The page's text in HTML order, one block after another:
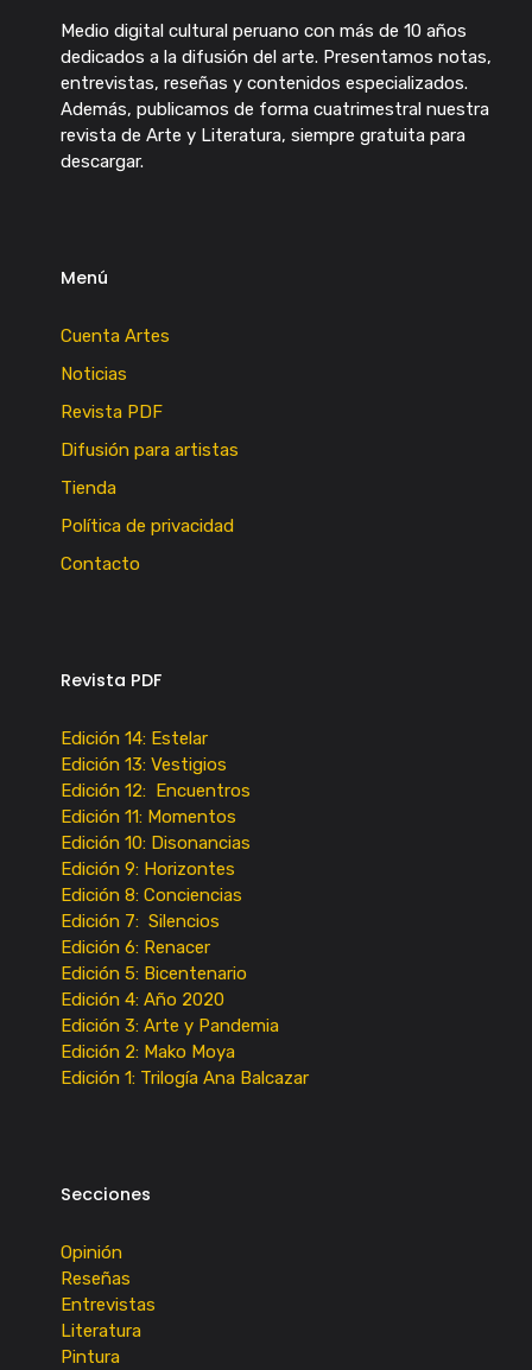
Medio digital cultural peruano con más de 10 años
dedicados a la difusión del arte. Presentamos notas,
entrevistas, reseñas y contenidos especializados.
Además, publicamos de forma cuatrimestral nuestra
revista de Arte y Literatura, siempre gratuita para
descargar.
Menú
Cuenta Artes
Noticias
Revista PDF
Difusión para artistas
Tienda
Política de privacidad
Contacto
Revista PDF
Edición 14: Estelar
Edición 13: Vestigios
Edición 12: Encuentros
Edición 11: Momentos
Edición 10: Disonancias
Edición 9: Horizontes
Edición 8: Conciencias
Edición 7: Silencios
Edición 6: Renacer
Edición 5: Bicentenario
Edición 4: Año 2020
Edición 3: Arte y Pandemia
Edición 2: Mako Moya
Edición 1: Trilogía Ana Balcazar
Secciones
Opinión
Reseñas
Entrevistas
Literatura
Pintura